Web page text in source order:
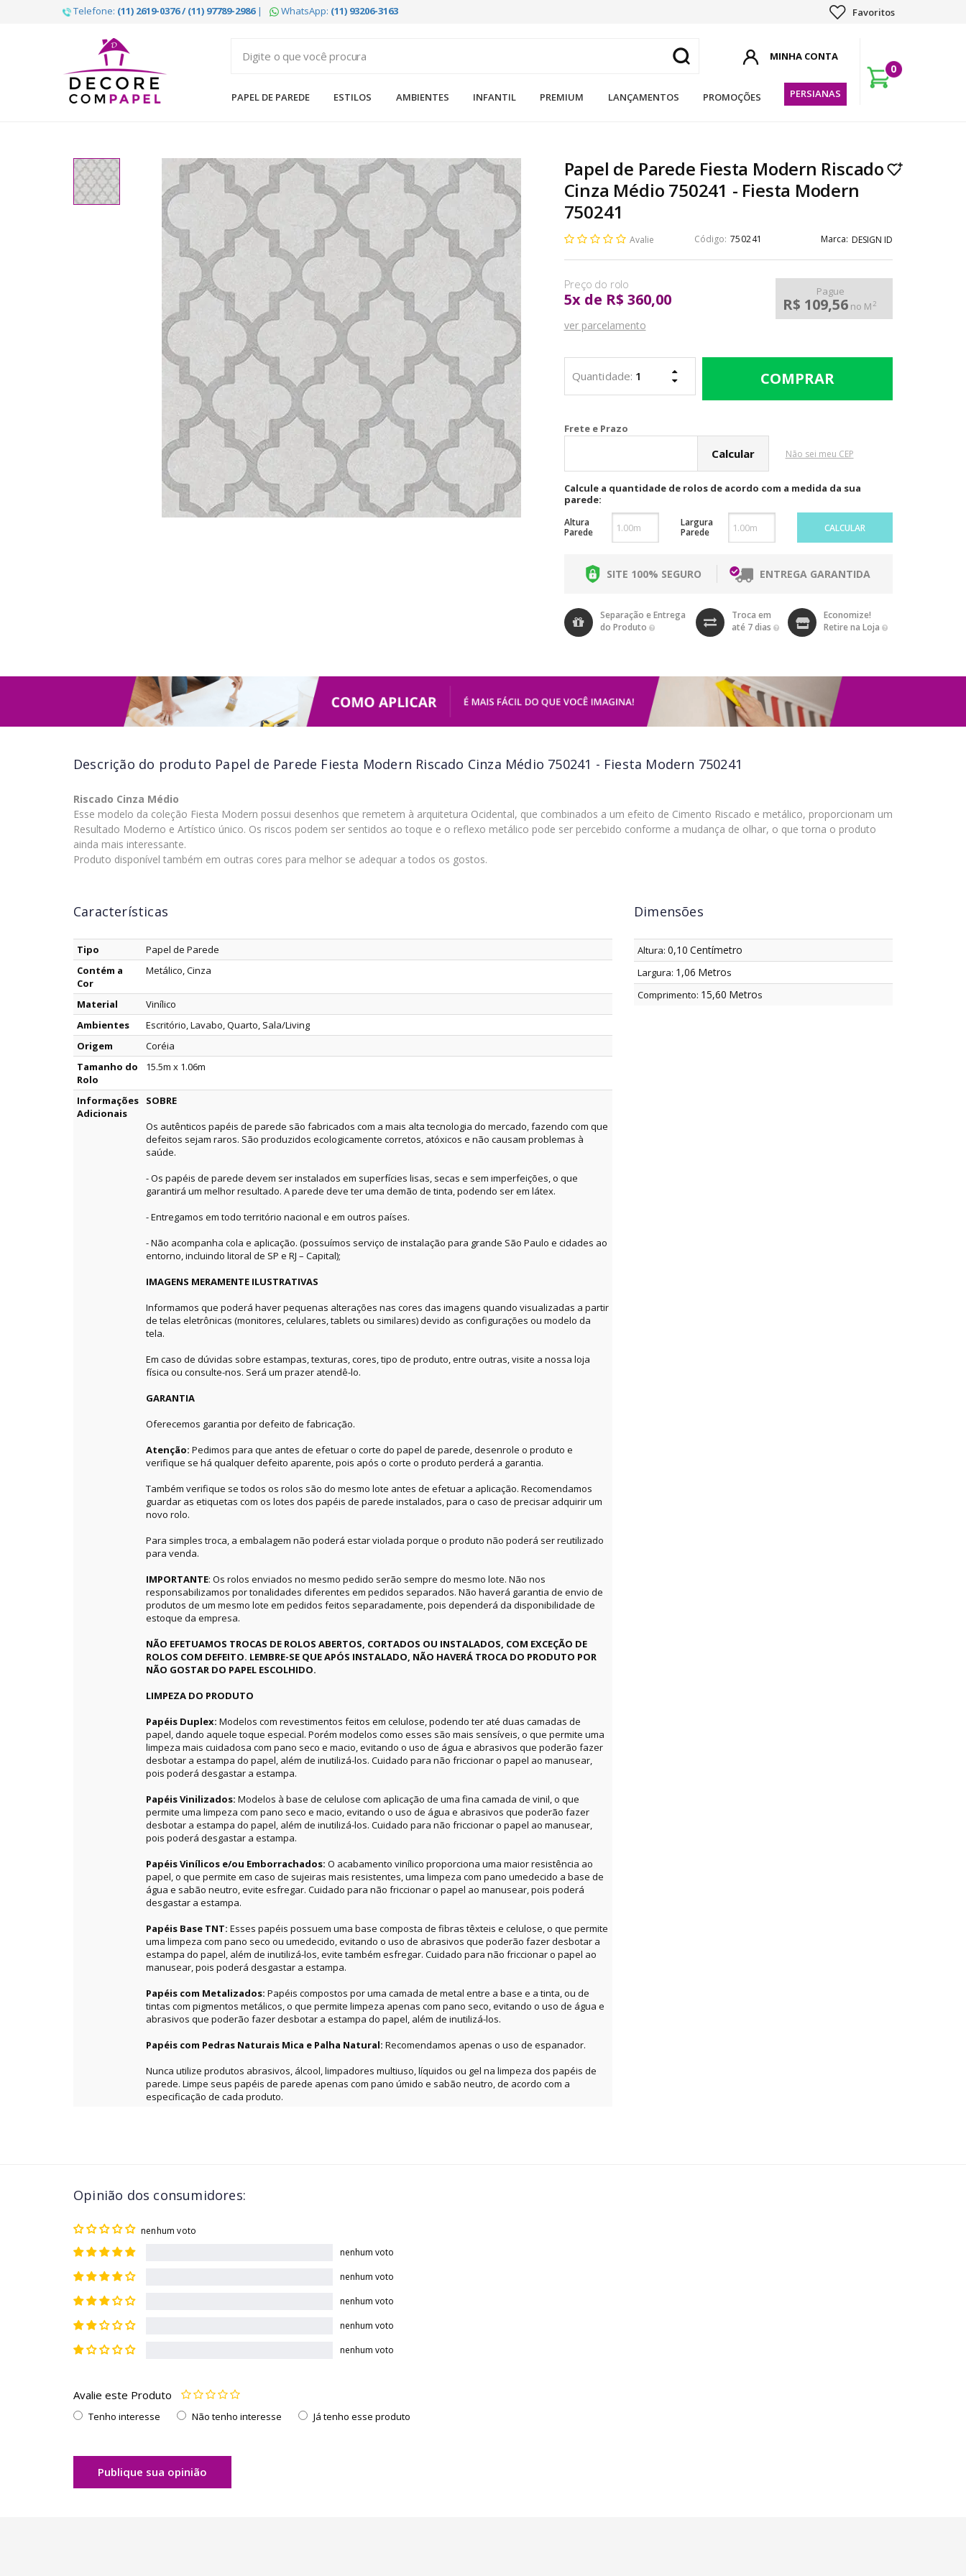
Telefone: (11) 2619-0376 / (11) 97789-2986| WhatsApp: (11) 93206-3163 Favoritos
PAPEL DE PAREDE ESTILOS AMBIENTES INFANTIL PREMIUM LANÇAMENTOS PROMOÇÕES PERSIANAS
0
Decore
com
papel
pioneira
em
Papel de Parede Fiesta Modern Riscado
Cinza Médio 750241 - Fiesta Modern
750241
Avalie 750241 DESIGN ID
5xde R$ 360,00 Pague
R$ 109,56 no M2
ver parcelamento
Não sei meu CEP
Calcule a quantidade de rolos de acordo com a medida da sua
parede:
Altura
Parede
Largura
Parede
CALCULAR
SITE 100% SEGURO ENTREGA GARANTIDA
Separação e Entrega
do Produto
Troca em
até 7 dias
Economize!
Retire na Loja
Descrição do produto Papel de Parede Fiesta Modern Riscado Cinza Médio 750241 - Fiesta Modern 750241
Riscado Cinza Médio
Esse modelo da coleção Fiesta Modern possui desenhos que remetem à arquitetura Ocidental, que combinados a um efeito de Cimento Riscado e metálico, proporcionam um
Resultado Moderno e Artístico único. Os riscos podem ser sentidos ao toque e o reflexo metálico pode ser percebido conforme a mudança de olhar, o que torna o produto
ainda mais interessante.
Produto disponível também em outras cores para melhor se adequar a todos os gostos.
Características
Tipo
Papel de Parede
Contém a
Cor
Metálico, Cinza
Material
Vinílico
Ambientes
Escritório, Lavabo, Quarto, Sala/Living
Origem
Coréia
Tamanho do
Rolo
15.5m x 1.06m
Informações
Adicionais
SOBRE
Os autênticos papéis de parede são fabricados com a mais alta tecnologia do mercado, fazendo com que
defeitos sejam raros. São produzidos ecologicamente corretos, atóxicos e não causam problemas à
saúde.
- Os papéis de parede devem ser instalados em superfícies lisas, secas e sem imperfeições, o que
garantirá um melhor resultado. A parede deve ter uma demão de tinta, podendo ser em látex.
- Entregamos em todo território nacional e em outros países.
- Não acompanha cola e aplicação. (possuímos serviço de instalação para grande São Paulo e cidades ao
entorno, incluindo litoral de SP e RJ – Capital);
IMAGENS MERAMENTE ILUSTRATIVAS
Informamos que poderá haver pequenas alterações nas cores das imagens quando visualizadas a partir
de telas eletrônicas (monitores, celulares, tablets ou similares) devido as configurações ou modelo da
tela.
Em caso de dúvidas sobre estampas, texturas, cores, tipo de produto, entre outras, visite a nossa loja
física ou consulte-nos. Será um prazer atendê-lo.
GARANTIA
Oferecemos garantia por defeito de fabricação.
Atenção: Pedimos para que antes de efetuar o corte do papel de parede, desenrole o produto e
verifique se há qualquer defeito aparente, pois após o corte o produto perderá a garantia.
Também verifique se todos os rolos são do mesmo lote antes de efetuar a aplicação. Recomendamos
guardar as etiquetas com os lotes dos papéis de parede instalados, para o caso de precisar adquirir um
novo rolo.
Para simples troca, a embalagem não poderá estar violada porque o produto não poderá ser reutilizado
para venda.
IMPORTANTE: Os rolos enviados no mesmo pedido serão sempre do mesmo lote. Não nos
responsabilizamos por tonalidades diferentes em pedidos separados. Não haverá garantia de envio de
produtos de um mesmo lote em pedidos feitos separadamente, pois dependerá da disponibilidade de
estoque da empresa.
NÃO EFETUAMOS TROCAS DE ROLOS ABERTOS, CORTADOS OU INSTALADOS, COM EXCEÇÃO DE
ROLOS COM DEFEITO. LEMBRE-SE QUE APÓS INSTALADO, NÃO HAVERÁ TROCA DO PRODUTO POR
NÃO GOSTAR DO PAPEL ESCOLHIDO.
LIMPEZA DO PRODUTO
Papéis Duplex: Modelos com revestimentos feitos em celulose, podendo ter até duas camadas de
papel, dando aquele toque especial. Porém modelos como esses são mais sensíveis, o que permite uma
limpeza mais cuidadosa com pano seco e macio, evitando o uso de água e abrasivos que poderão fazer
desbotar a estampa do papel, além de inutilizá-los. Cuidado para não friccionar o papel ao manusear,
pois poderá desgastar a estampa.
Papéis Vinilizados: Modelos à base de celulose com aplicação de uma fina camada de vinil, o que
permite uma limpeza com pano seco e macio, evitando o uso de água e abrasivos que poderão fazer
desbotar a estampa do papel, além de inutilizá-los. Cuidado para não friccionar o papel ao manusear,
pois poderá desgastar a estampa.
Papéis Vinílicos e/ou Emborrachados: O acabamento vinílico proporciona uma maior resistência ao
papel, o que permite em caso de sujeiras mais resistentes, uma limpeza com pano umedecido a base de
água e sabão neutro, evite esfregar. Cuidado para não friccionar o papel ao manusear, pois poderá
desgastar a estampa.
Papéis Base TNT: Esses papéis possuem uma base composta de fibras têxteis e celulose, o que permite
uma limpeza com pano seco ou umedecido, evitando o uso de abrasivos que poderão fazer desbotar a
estampa do papel, além de inutilizá-los, evite também esfregar. Cuidado para não friccionar o papel ao
manusear, pois poderá desgastar a estampa.
Papéis com Metalizados: Papéis compostos por uma camada de metal entre a base e a tinta, ou de
tintas com pigmentos metálicos, o que permite limpeza apenas com pano seco, evitando o uso de água e
abrasivos que poderão fazer desbotar a estampa do papel, além de inutilizá-los.
Papéis com Pedras Naturais Mica e Palha Natural: Recomendamos apenas o uso de espanador.
Nunca utilize produtos abrasivos, álcool, limpadores multiuso, líquidos ou gel na limpeza dos papéis de
parede. Limpe seus papéis de parede apenas com pano úmido e sabão neutro, de acordo com a
especificação de cada produto.
Dimensões
Altura: 0,10 Centímetro
Largura: 1,06 Metros
Comprimento: 15,60 Metros
Opinião dos consumidores:
nenhum voto
nenhum voto
nenhum voto
nenhum voto
nenhum voto
nenhum voto
Avalie este Produto
Tenho interesse Não tenho interesse Já tenho esse produto
Publique sua opinião